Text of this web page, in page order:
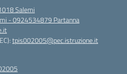
Salemi
- 0924534879 Partanna
tpis002005@pec.istruzione.it